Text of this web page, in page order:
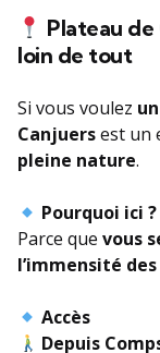
Plateau de
loin de tout
Si vous voulez
Canjuersest un
pleine nature.
Pourquoi ici ?
Parce que vous
l’immensité
Accès
Depuis